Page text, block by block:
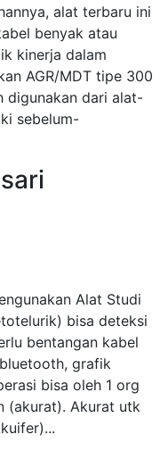
alat terbaru ini
benyak atau
kinerja dalam
AGR/MDT tipe 300
digunakan dari alat-
sebelum-
Alat Studi
bisa deteksi
bentangan kabel
grafik
bisa oleh 1 org
(akurat). Akurat utk